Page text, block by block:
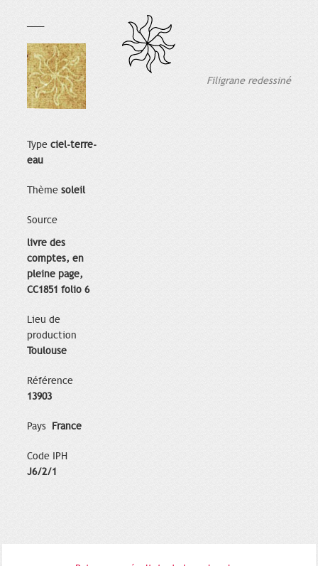
Type ciel-terre-
eau
Thème soleil
Source
livre des
comptes, en
pleine page,
CC1851 folio 6
Lieu de
production
Toulouse
Référence
13903
Pays France
Code IPH
J6/2/1
Filigrane redessiné